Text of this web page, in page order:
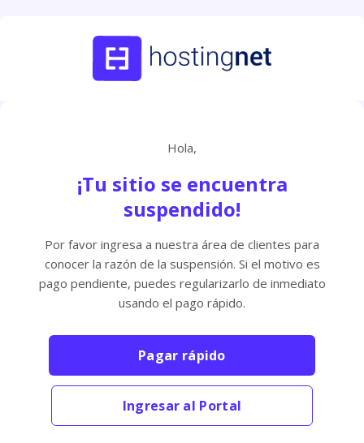
Hola,
¡Tu sitio se encuentra
suspendido!
Por favor ingresa a nuestra área de clientes para
conocer la razón de la suspensión. Si el motivo es
pago pendiente, puedes regularizarlo de inmediato
usando el pago rápido.
Pagar rápido
Ingresar al Portal